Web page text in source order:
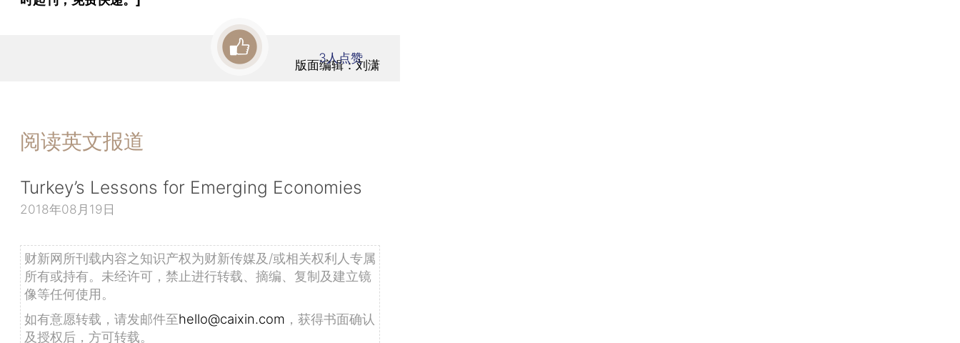
版面编辑：刘潇
3人点赞
阅读英文报道
Turkey’s Lessons for Emerging Economies
2018年08月19日
财新网所刊载内容之知识产权为财新传媒及/或相关权利人专属
所有或持有。未经许可，禁止进行转载、摘编、复制及建立镜
像等任何使用。
如有意愿转载，请发邮件至hello@caixin.com ，获得书面确认
及授权后，方可转载。